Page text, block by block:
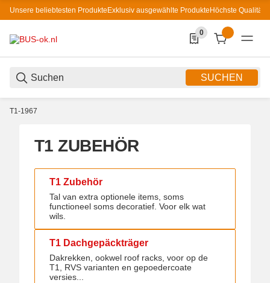
Unsere beliebtesten ProdukteExklusiv ausgewählte ProdukteHöchste Qualität
SUCHEN
0
0 Produkte in der
T1-1967
T1 ZUBEHÖR
T1 Zubehör
T1 Zubehör
Tal van extra optionele items, soms
functioneel soms decoratief. Voor elk wat
wils.
T1 Dachgepäckträger
T1 Dachgepäckträger
Dakrekken, ookwel roof racks, voor op de
T1, RVS varianten en gepoedercoate
versies...